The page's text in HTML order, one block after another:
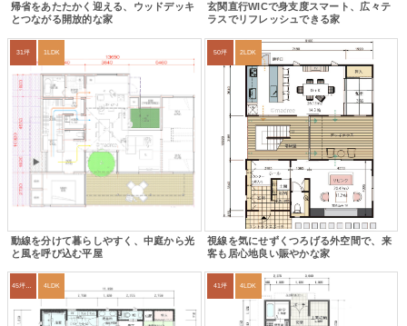
帰省をあたたかく迎える、ウッドデッキ
とつながる開放的な家
玄関直行WICで身支度スマート、広々テ
ラスでリフレッシュできる家
31坪 1LDK
動線を分けて暮らしやすく、中庭から光
と風を呼び込む平屋
50坪 2LDK
視線を気にせずくつろげる外空間で、来
客も居心地良い賑やかな家
4LDK 41坪 4LDK